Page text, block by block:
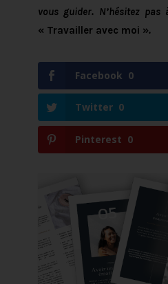
vous guider. N’hésitez
« Travailler avec moi ».
Facebook 0
Twitter 0
Pinterest 0